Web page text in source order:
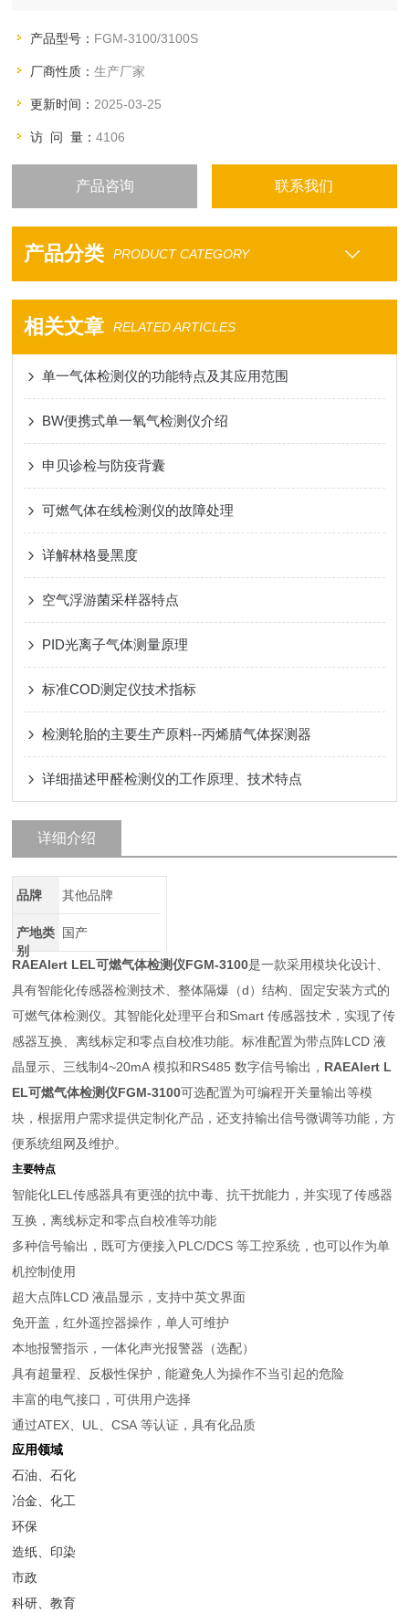
RS485 数字信号输出。
产品型号： FGM-3100/3100S
厂商性质：生产厂家
更新时间： 2025-03-25
访 问 量：4106
产品咨询 联系我们
产品分类 PRODUCT CATEGORY
相关文章 RELATED ARTICLES
单一气体检测仪的功能特点及其应用范围
BW便携式单一氧气检测仪介绍
申贝诊检与防疫背囊
可燃气体在线检测仪的故障处理
详解林格曼黑度
空气浮游菌采样器特点
PID光离子气体测量原理
标准COD测定仪技术指标
检测轮胎的主要生产原料--丙烯腈气体探测器
详细描述甲醛检测仪的工作原理、技术特点
详细介绍
品牌 其他品牌
产地类
别
国产
RAEAlert LEL可燃气体检测仪FGM-3100是一款采用模块化设计、
具有智能化传感器检测技术、整体隔爆（d）结构、固定安装方式的
可燃气体检测仪。其智能化处理平台和Smart 传感器技术，实现了传
感器互换、离线标定和零点自校准功能。标准配置为带点阵LCD 液
晶显示、三线制4~20mA 模拟和RS485 数字信号输出， RAEAlert L
EL可燃气体检测仪FGM-3100可选配置为可编程开关量输出等模
块，根据用户需求提供定制化产品，还支持输出信号微调等功能，方
便系统组网及维护。
主要特点
智能化LEL传感器具有更强的抗中毒、抗干扰能力，并实现了传感器
互换，离线标定和零点自校准等功能
多种信号输出，既可方便接入PLC/DCS 等工控系统，也可以作为单
机控制使用
超大点阵LCD 液晶显示，支持中英文界面
免开盖，红外遥控器操作，单人可维护
本地报警指示，一体化声光报警器（选配）
具有超量程、反极性保护，能避免人为操作不当引起的危险
丰富的电气接口，可供用户选择
通过ATEX、UL、CSA 等认证，具有化品质
应用领域
石油、石化
冶金、化工
环保
造纸、印染
市政
科研、教育